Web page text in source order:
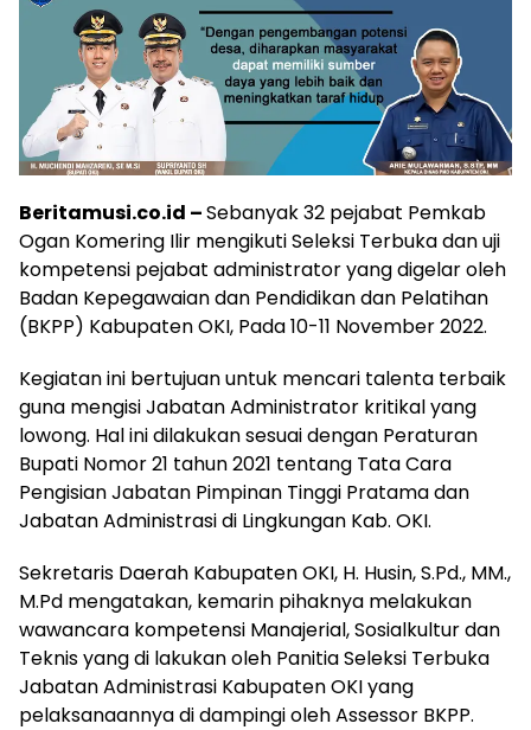
Beritamusi.co.id –Sebanyak 32 pejabat Pemkab
Ogan Komering Ilir mengikuti Seleksi Terbuka dan uji
kompetensi pejabat administrator yang digelar oleh
Badan Kepegawaian dan Pendidikan dan Pelatihan
(BKPP) Kabupaten OKI, Pada 10-11 November 2022.
Kegiatan ini bertujuan untuk mencari talenta terbaik
guna mengisi Jabatan Administrator kritikal yang
lowong. Hal ini dilakukan sesuai dengan Peraturan
Bupati Nomor 21 tahun 2021 tentang Tata Cara
Pengisian Jabatan Pimpinan Tinggi Pratama dan
Jabatan Administrasi di Lingkungan Kab. OKI.
Sekretaris Daerah Kabupaten OKI, H. Husin, S.Pd., MM.,
M.Pd mengatakan, kemarin pihaknya melakukan
wawancara kompetensi Manajerial, Sosialkultur dan
Teknis yang di lakukan oleh Panitia Seleksi Terbuka
Jabatan Administrasi Kabupaten OKI yang
pelaksanaannya di dampingi oleh Assessor BKPP.